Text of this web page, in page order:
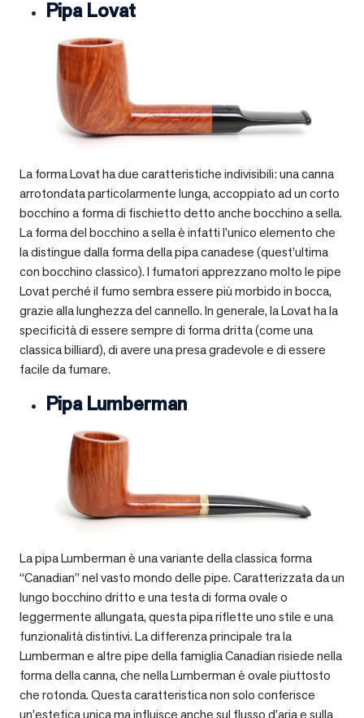
Pipa Lovat
La forma Lovat ha due caratteristiche indivisibili: una canna
arrotondata particolarmente lunga, accoppiato ad un corto
bocchino a forma di fischietto detto anche bocchino a sella.
La forma del bocchino a sella è infatti l’unico elemento che
la distingue dalla forma della pipa canadese (quest’ultima
con bocchino classico). I fumatori apprezzano molto le pipe
Lovat perché il fumo sembra essere più morbido in bocca,
grazie alla lunghezza del cannello. In generale, la Lovat ha la
specificità di essere sempre di forma dritta (come una
classica billiard), di avere una presa gradevole e di essere
facile da fumare.
Pipa Lumberman
La pipa Lumberman è una variante della classica forma
“Canadian” nel vasto mondo delle pipe. Caratterizzata da un
lungo bocchino dritto e una testa di forma ovale o
leggermente allungata, questa pipa riflette uno stile e una
funzionalità distintivi. La differenza principale tra la
Lumberman e altre pipe della famiglia Canadian risiede nella
forma della canna, che nella Lumberman è ovale piuttosto
che rotonda. Questa caratteristica non solo conferisce
un’estetica unica ma influisce anche sul flusso d’aria e sulla